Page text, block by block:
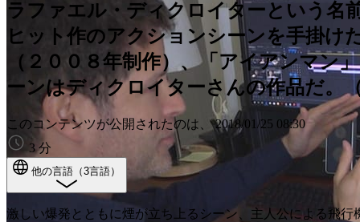
ラファエル・ディクロイターという名
ヒット作のアクションシーンを手掛け
（２００８年制作）、「アイアンマ
ーンはディクロイターさんの作品だ。
このコンテンツが公開されたのは、2018/01/25 08:30
3 分
他の言語（3言語）
激しい爆発とともに煙が立ち上るシーン、主人公による飛